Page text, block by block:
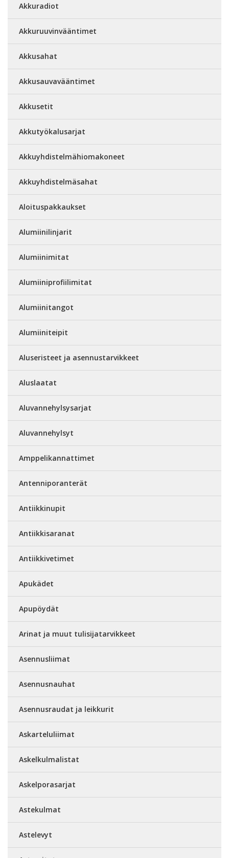
Akkuradiot
Akkuruuvinvääntimet
Akkusahat
Akkusauvavääntimet
Akkusetit
Akkutyökalusarjat
Akkuyhdistelmähiomakoneet
Akkuyhdistelmäsahat
Aloituspakkaukset
Alumiinilinjarit
Alumiinimitat
Alumiiniprofiilimitat
Alumiinitangot
Alumiiniteipit
Aluseristeet ja asennustarvikkeet
Aluslaatat
Aluvannehylsysarjat
Aluvannehylsyt
Amppelikannattimet
Antenniporanterät
Antiikkinupit
Antiikkisaranat
Antiikkivetimet
Apukädet
Apupöydät
Arinat ja muut tulisijatarvikkeet
Asennusliimat
Asennusnauhat
Asennusraudat ja leikkurit
Askarteluliimat
Askelkulmalistat
Askelporasarjat
Astekulmat
Astelevyt